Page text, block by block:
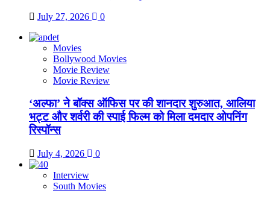
July 27, 2026 0
Movies
Bollywood Movies
Movie Review
Movie Review
‘अल्फा’ ने बॉक्स ऑफिस पर की शानदार शुरुआत, आलिया
भट्ट और शर्वरी की स्पाई फिल्म को मिला दमदार ओपनिंग
रिस्पॉन्स
July 4, 2026 0
Interview
South Movies